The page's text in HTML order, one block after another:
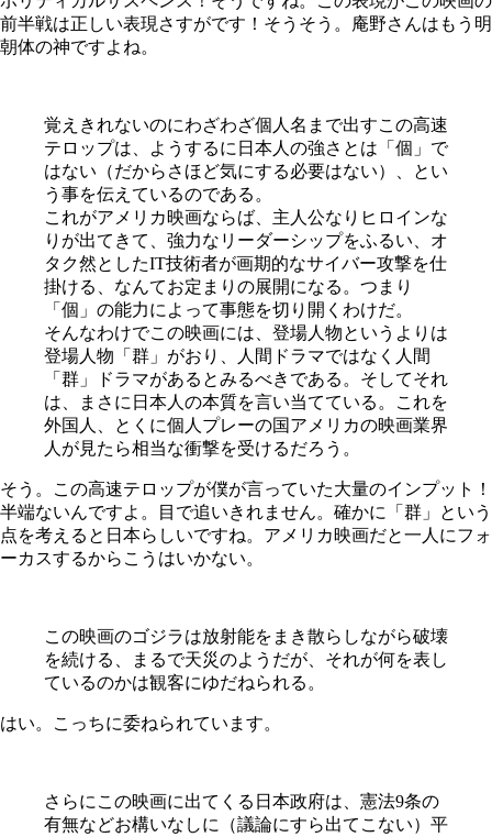
前半戦は正しい表現さすがです！そうそう。庵野さんはもう明
朝体の神ですよね。
覚えきれないのにわざわざ個人名まで出すこの高速
テロップは、ようするに日本人の強さとは「個」で
はない（だからさほど気にする必要はない）、とい
う事を伝えているのである。
これがアメリカ映画ならば、主人公なりヒロインな
りが出てきて、強力なリーダーシップをふるい、オ
タク然としたIT技術者が画期的なサイバー攻撃を仕
掛ける、なんてお定まりの展開になる。つまり
「個」の能力によって事態を切り開くわけだ。
そんなわけでこの映画には、登場人物というよりは
登場人物「群」がおり、人間ドラマではなく人間
「群」ドラマがあるとみるべきである。そしてそれ
は、まさに日本人の本質を言い当てている。これを
外国人、とくに個人プレーの国アメリカの映画業界
人が見たら相当な衝撃を受けるだろう。
そう。この高速テロップが僕が言っていた大量のインプット！
半端ないんですよ。目で追いきれません。確かに「群」という
点を考えると日本らしいですね。アメリカ映画だと一人にフォ
ーカスするからこうはいかない。
この映画のゴジラは放射能をまき散らしながら破壊
を続ける、まるで天災のようだが、それが何を表し
ているのかは観客にゆだねられる。
はい。こっちに委ねられています。
さらにこの映画に出てくる日本政府は、憲法9条の
有無などお構いなしに（議論にすら出てこない）平